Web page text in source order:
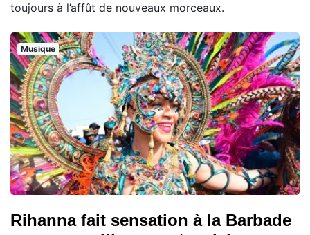
toujours à l’affût de nouveaux morceaux.
Musique
Rihanna fait sensation à la Barbade